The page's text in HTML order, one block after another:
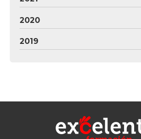
2020
2019